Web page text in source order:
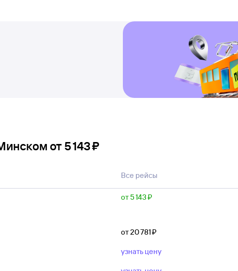
от 5 ⁠143 ⁠₽
Все рейсы
от 5 ⁠143 ⁠₽
от 20 ⁠781 ⁠₽
узнать цену